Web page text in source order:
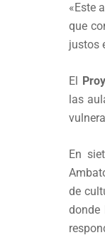
«Este
que
justos
El
las
En
de
donde